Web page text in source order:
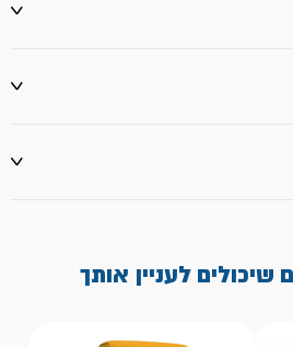
שיכולים לעניין אותך